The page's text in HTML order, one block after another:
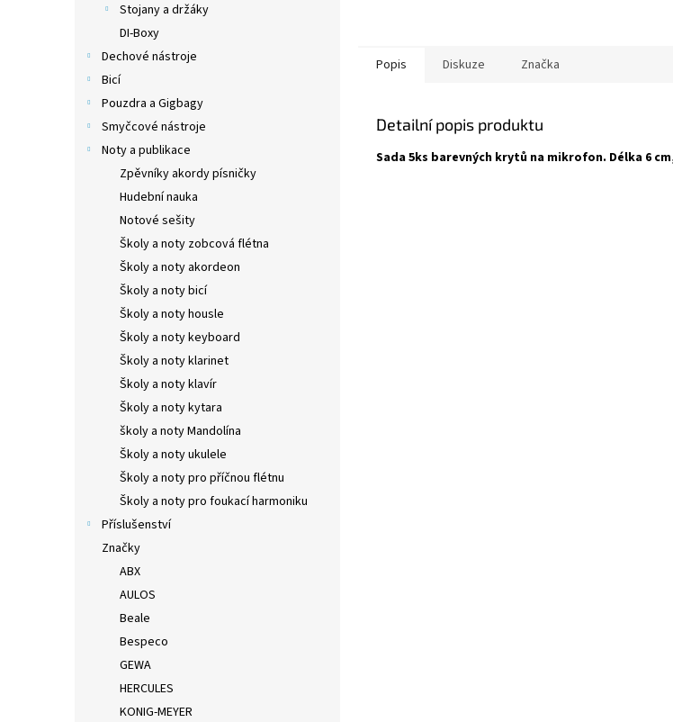
Stojany a držáky
DI-Boxy
Dechové nástroje
Bicí
Pouzdra a Gigbagy
Smyčcové nástroje
Noty a publikace
Zpěvníky akordy písničky
Hudební nauka
Notové sešity
Školy a noty zobcová flétna
Školy a noty akordeon
Školy a noty bicí
Školy a noty housle
Školy a noty keyboard
Školy a noty klarinet
Školy a noty klavír
Školy a noty kytara
školy a noty Mandolína
Školy a noty ukulele
Školy a noty pro příčnou flétnu
Školy a noty pro foukací harmoniku
Příslušenství
Značky
ABX
AULOS
Beale
Bespeco
GEWA
HERCULES
KONIG-MEYER
Popis Diskuze Značka
Detailní popis produktu
Sada 5ks barevných krytů na mikrofon. Délka 6